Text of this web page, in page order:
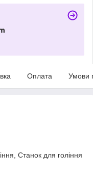
Оплата Умови
Станок для гоління